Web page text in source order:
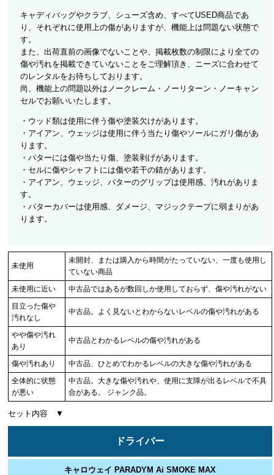
キャディバッグやクラブ、シューズ含め、すべてUSED商品であ
り、それぞれに使用上の傷がありますが、機能上は問題ない状態で
す。
また、出荷直前の画像でないことや、掲載枚数の制限により全ての
傷や汚れを掲載できていないことをご理解頂き、ニーズに合わせて
のレンタルをお待ちしております。
尚、機能上の問題以外はノークレーム・ノーリターン・ノーキャン
セルでお願いいたします。
・ウッド類は使用に伴う傷や塗装欠けがあります。
・アイアン、ウェッジは使用に伴う当たり傷やソールにガリ傷があ
ります。
・パターには傷や当たり傷、塗装剥げがあります。
・セルに傷やシャフトには傷や若干の錆があります。
・アイアン、ウェッジ、パターのグリップは使用感、汚れがありま
す。
・パターカバーは使用感、ダメージ、マジックテープに弱まりがあ
ります。
未使用
未開封、または購入から時間がたっていない、一度も使用し
ていない商品
未使用に近い
中古品ではあるが数回しか使用しておらず、傷や汚れがない
目立った傷や
汚れなし
中古品。よく見ないとわからないレベルの傷や汚れがある
やや傷や汚れ
あり
中古品とわかるレベルの傷や汚れがある
傷や汚れあり
中古品、ひとめでわかるレベルの大きな傷や汚れがある
全体的に状態
が悪い
中古品。大きな傷や汚れや、使用に支障が出るレベルで不具
合がある。 ジャンク品。
セット内容 ▼
ドライバー
キャロウェイ PARADYM Ai SMOKE MAX